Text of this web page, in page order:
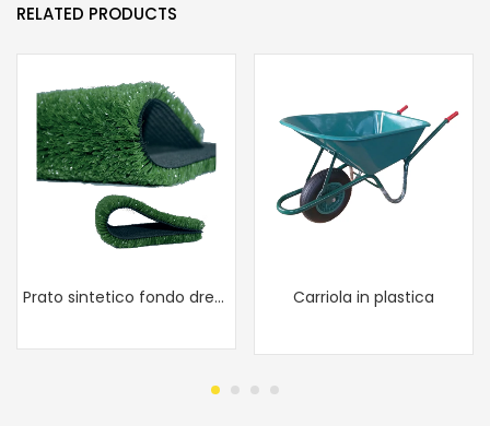
RELATED PRODUCTS
Prato sintetico fondo drenante Carriola in plastica